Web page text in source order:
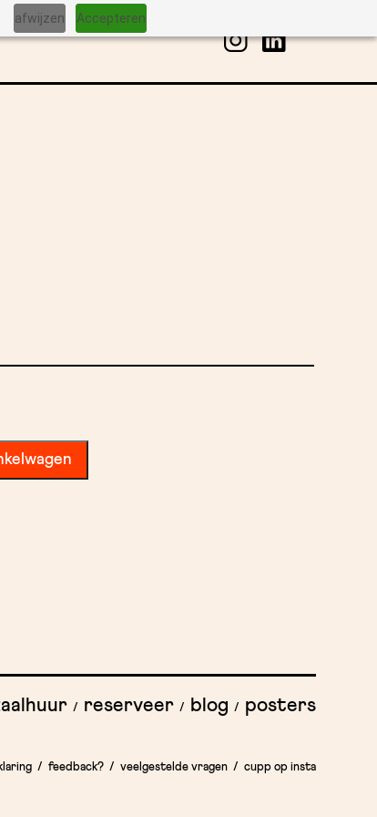
afwijzen Accepteren
reserveer blog posters
feedback? veelgestelde vragen cupp op insta